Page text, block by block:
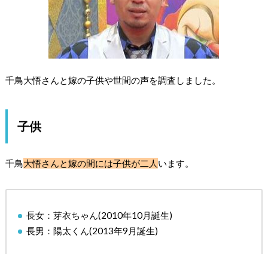
千鳥大悟さんと嫁の子供や世間の声を調査しました。
子供
千鳥大悟さんと嫁の間には子供が二人 います。
長女：芽衣ちゃん(2010年10月誕生)
長男：陽太くん(2013年9月誕生)